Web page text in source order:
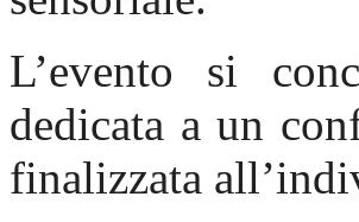
L’evento si
dedicata a un
finalizzata